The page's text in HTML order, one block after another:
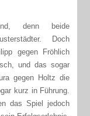
denn beide
Doch
gegen Fröhlich
und das sogar
gegen Holtz die
kurz in Führung.
das Spiel jedoch